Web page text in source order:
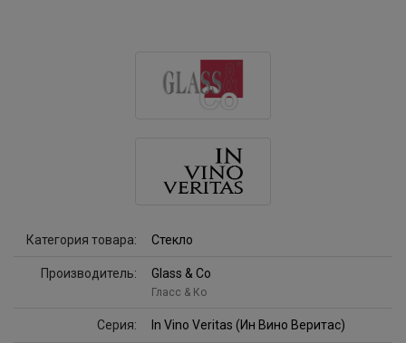
Категория товара: Стекло
Производитель: Glass & Co
Гласс & Ко
Серия: In Vino Veritas (Ин Вино Веритас)